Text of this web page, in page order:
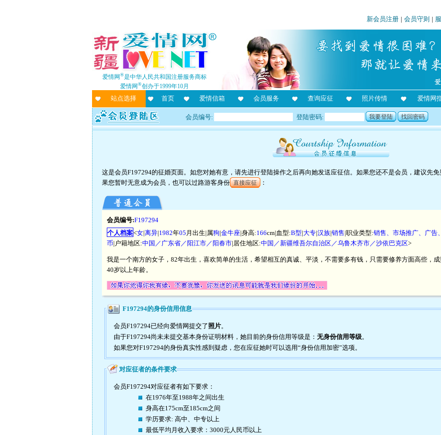
新会员注册 | 会员守则 |
爱情网®是中华人民共和国注册服务商标
爱情网®创办于1999年10月
站点选择 首页 爱情信箱 会员服务 查询应征 照片传情 爱情网
会员编号: 登陆密码: 我要登陆 找回密码
这是会员F197294的征婚页面。如您对她有意，请先进行登陆操作之后再向她发送应征信。如果您还不是会员，建议先免
果您暂时无意成为会员，也可以过路游客身份 直接应征 ：
会员编号:F197294
个人档案<女|离异|1982年05 月出生|属狗|金牛座|身高:166cm|血型:B型|大专|汉族|销售|职业类型:销售、市场推广、广告
币|户籍地区:中国／广东省／阳江市／阳春市|居住地区:中国／新疆维吾尔自治区／乌鲁木齐市／沙依巴克区>
我是一个南方的女子，82年出生，喜欢简单的生活，希望相互的真诚、平淡，不需要多有钱，只需要修养方面高些，
40岁以上年龄。
F197294的身份信用信息
会员F197294已经向爱情网提交了 照片。
由于F197294尚未未提交基本身份证明材料，她目前的身份信用等级是： 无身份信用等级。
如果您对F197294的身份真实性感到疑虑，您在应征她时可以选用“身份信用加密”选项。
对应征者的条件要求
会员F197294对应征者有如下要求：
在1976年至1988年之间出生
身高在175cm至185cm之间
学历要求: 高中、中专以上
最低平均月收入要求：3000元人民币以上